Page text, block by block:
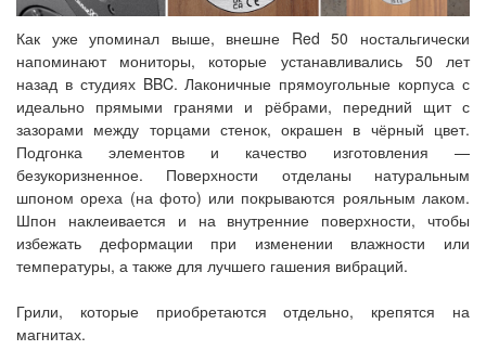
Как уже упоминал выше, внешне Red 50 ностальгически
напоминают мониторы, которые устанавливались 50 лет
назад в студиях BBC. Лаконичные прямоугольные корпуса с
идеально прямыми гранями и рёбрами, передний щит с
зазорами между торцами стенок, окрашен в чёрный цвет.
Подгонка элементов и качество изготовления —
безукоризненное. Поверхности отделаны натуральным
шпоном ореха (на фото) или покрываются рояльным лаком.
Шпон наклеивается и на внутренние поверхности, чтобы
избежать деформации при изменении влажности или
температуры, а также для лучшего гашения вибраций.
Грили, которые приобретаются отдельно, крепятся на
магнитах.